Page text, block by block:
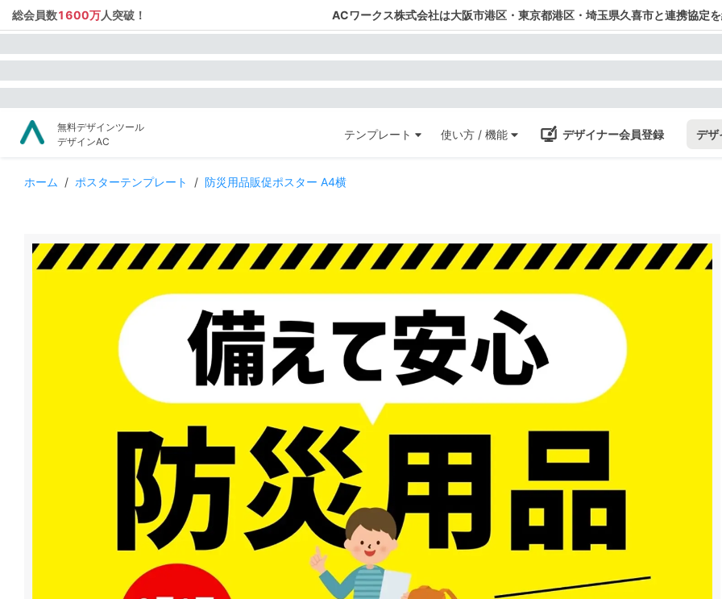
総会員数1600万人突破！ ACワークス株式会社は大阪市港区・東京都港区・埼玉県久喜市と連携協定
無料デザインツール
デザインAC
テンプレート 使い方 / 機能 デザイナー会員登録 デザ
ホーム / ポスターテンプレート / 防災用品販促ポスター A4横
AI画像使用